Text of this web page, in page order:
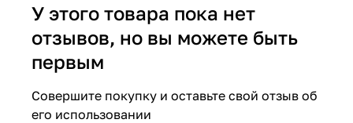
У этого товара пока нет
отзывов, но вы можете быть
первым
Совершите покупку и оставьте свой отзыв об
его использовании